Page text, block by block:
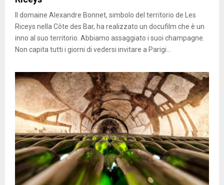
Il domaine Alexandre Bonnet, simbolo del territorio de Les
Riceys nella Côte des Bar, ha realizzato un docufilm che è un
inno al suo territorio. Abbiamo assaggiato i suoi champagne.
Non capita tutti i giorni di vedersi invitare a Parigi...